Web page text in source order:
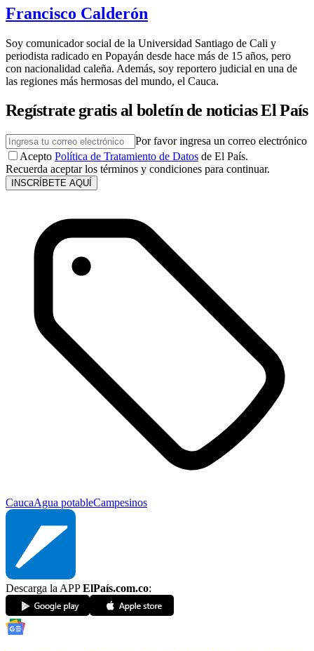
Francisco Calderón
Soy comunicador social de la Universidad Santiago de Cali y
periodista radicado en Popayán desde hace más de 15 años, pero
con nacionalidad caleña. Además, soy reportero judicial en una de
las regiones más hermosas del mundo, el Cauca.
Regístrate gratis al boletín de noticias El País
Por favor ingresa un correo electrónico
Acepto Política de Tratamiento de Datos de El País.
Recuerda aceptar los términos y condiciones para continuar.
INSCRÍBETE AQUÍ
CaucaAgua potableCampesinos
Descarga la APPElPaís.com.co: